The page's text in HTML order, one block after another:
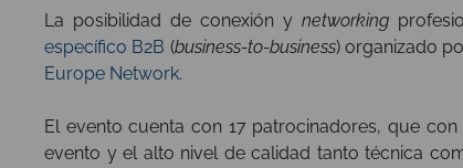
La posibilidad de conexión ynetworking
específico B2B (business-to-business) organizado
Europe Network.
El evento cuenta con 17 patrocinadores, que
evento y el alto nivel de calidad tanto técnica